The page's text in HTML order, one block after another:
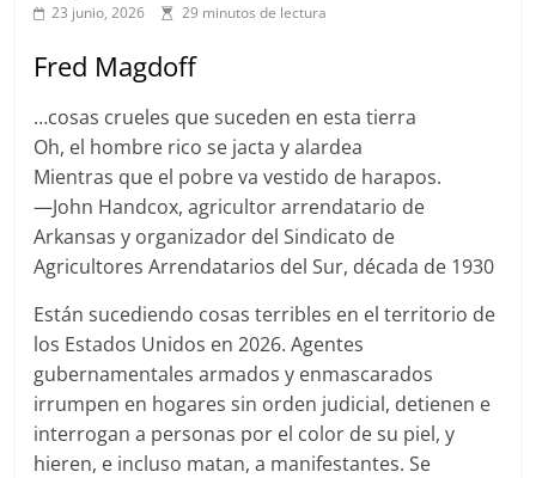
23 junio, 2026 29 minutos de lectura
Fred Magdoff
…cosas crueles que suceden en esta tierra
Oh, el hombre rico se jacta y alardea
Mientras que el pobre va vestido de harapos.
—John Handcox, agricultor arrendatario de
Arkansas y organizador del Sindicato de
Agricultores Arrendatarios del Sur, década de 1930
Están sucediendo cosas terribles en el territorio de
los Estados Unidos en 2026. Agentes
gubernamentales armados y enmascarados
irrumpen en hogares sin orden judicial, detienen e
interrogan a personas por el color de su piel, y
hieren, e incluso matan, a manifestantes. Se